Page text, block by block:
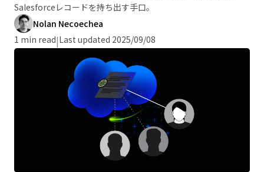
Salesforceレコードを持ち出す手口。
Nolan Necoechea
1 min read Last updated 2025/09/08